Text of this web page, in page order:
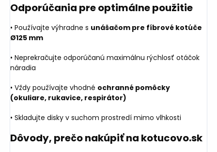
Odporúčania pre optimálne použitie
• Používajte výhradne s unášačom pre fíbrové kotúče
Ø125 mm
• Neprekračujte odporúčanú maximálnu rýchlosť otáčok
náradia
• Vždy používajte vhodné ochranné pomôcky
(okuliare, rukavice, respirátor)
• Skladujte disky v suchom prostredí mimo vlhkosti
Dôvody, prečo nakúpiť na kotucovo.sk